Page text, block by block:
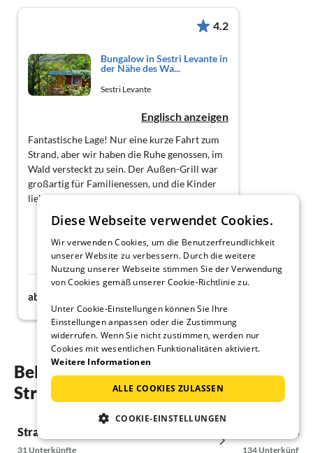
4.2
Bungalow in Sestri Levante in
der Nähe des Wa...
Sestri Levante
Englisch anzeigen
Fantastische Lage! Nur eine kurze Fahrt zum
Strand, aber wir haben die Ruhe genossen, im
Wald versteckt zu sein. Der Außen-Grill war
großartig für Familienessen, und die Kinder
liebten es, im Garten zu spielen.
ab
Beliebte Regionen und Orte für ihren
Strandurlaub in Genua
Strandurlaub in Cogoleto
31 Unterkünfte 134 Unterkünfte
Diese Webseite verwendet Cookies.
Wir verwenden Cookies, um die Benutzerfreundlichkeit
unserer Website zu verbessern. Durch die weitere
Nutzung unserer Webseite stimmen Sie der Verwendung
von Cookies gemäß unserer Cookie-Richtlinie zu.
Unter Cookie-Einstellungen können Sie Ihre
Einstellungen anpassen oder die Zustimmung
widerrufen. Wenn Sie nicht zustimmen, werden nur
Cookies mit wesentlichen Funktionalitäten aktiviert.
Weitere Informationen
ALLE COOKIES ZULASSEN
COOKIE-EINSTELLUNGEN